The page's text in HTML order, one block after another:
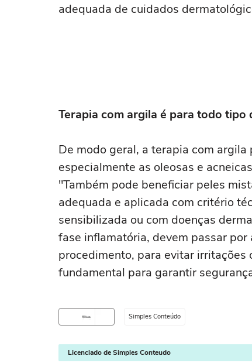
adequada de cuidados
Terapia com argila é para todo tipo
De modo geral, a terapia com
especialmente as oleosas e
"Também pode beneficiar peles
adequada e aplicada com critério
sensibilizada ou com doenças
fase inflamatória, devem passar
procedimento, para evitar
fundamental para garantir
Simples Conteúdo
Licenciado de Simples Conteudo